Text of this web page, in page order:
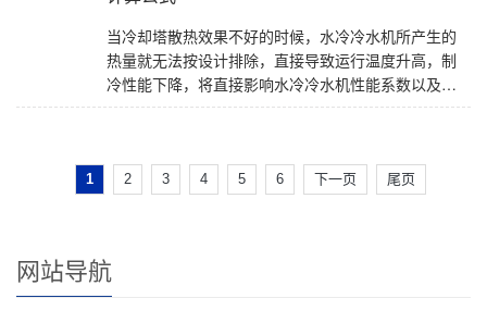
当冷却塔散热效果不好的时候，水冷冷水机所产生的
热量就无法按设计排除，直接导致运行温度升高，制
冷性能下降，将直接影响水冷冷水机性能系数以及使
用寿命。那么，冷却塔为何散热不好？ （1）与水冷冷
1 2 3 4 5 6 下一页 尾页
网站导航